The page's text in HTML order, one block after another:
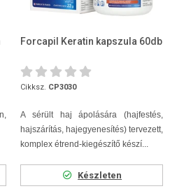
Forcapil Keratin kapszula 60db
Cikksz. CP3030
A sérült haj ápolására (hajfestés,
hajszárítás, hajegyenesítés) tervezett,
komplex étrend-kiegészítő készí...
Készleten